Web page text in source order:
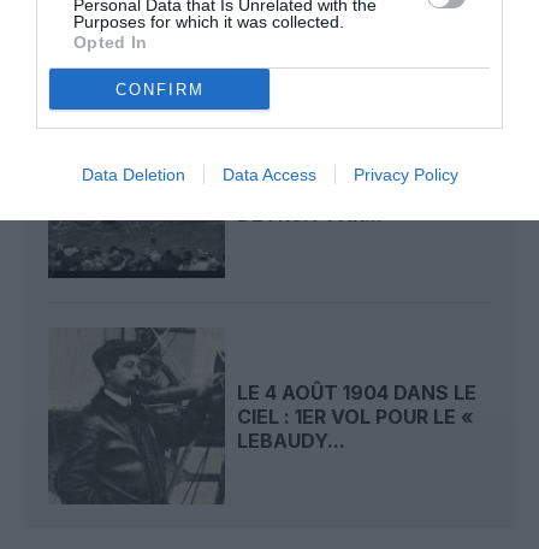
Personal Data that Is Unrelated with the
Purposes for which it was collected.
Opted In
CONFIRM
Data Deletion Data Access Privacy Policy
LE 5 AOÛT 1908 DANS LE
CIEL : LE « ZEPPELIN »
LE 4 AOÛT 1904 DANS LE
CIEL : 1ER VOL POUR LE «
LEBAUDY...